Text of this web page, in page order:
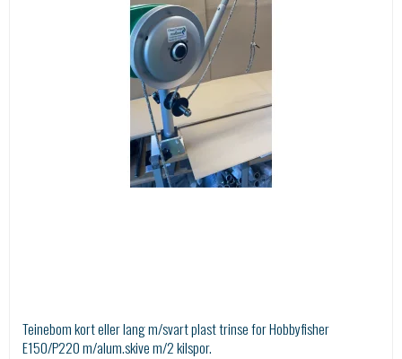
Teinebom kort eller lang m/svart plast trinse for Hobbyfisher
E150/P220 m/alum.skive m/2 kilspor.